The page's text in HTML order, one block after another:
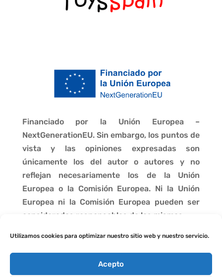
Utilizamos cookies para optimizar nuestro sitio web y nuestro servicio.
Acepto
Financiado por la Unión Europea –
NextGenerationEU. Sin embargo, los puntos de
vista y las opiniones expresadas son
únicamente los del autor o autores y no
reflejan necesariamente los de la Unión
Europea o la Comisión Europea. Ni la Unión
Europea ni la Comisión Europea pueden ser
consideradas responsables de las mismas.